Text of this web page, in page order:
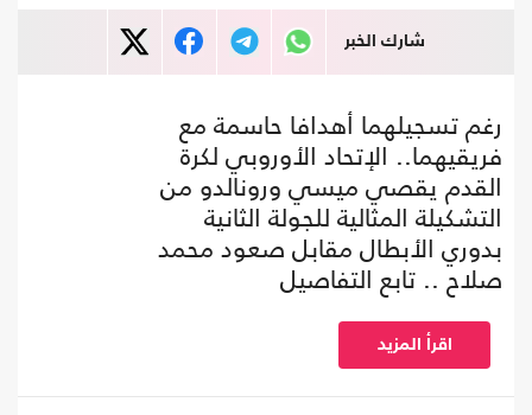
شارك الخبر
رغم تسجيلهما أهدافا حاسمة مع
فريقيهما.. الإتحاد الأوروبي لكرة
القدم يقصي ميسي ورونالدو من
التشكيلة المثالية للجولة الثانية
بدوري الأبطال مقابل صعود محمد
صلاح .. تابع التفاصيل
اقرأ المزيد